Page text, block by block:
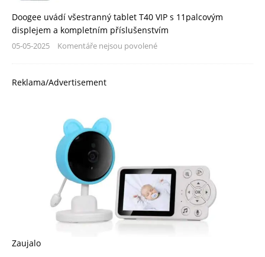
Doogee uvádí všestranný tablet T40 VIP s 11palcovým
displejem a kompletním příslušenstvím
05-05-2025 Komentáře nejsou povolené
Reklama/Advertisement
Zaujalo